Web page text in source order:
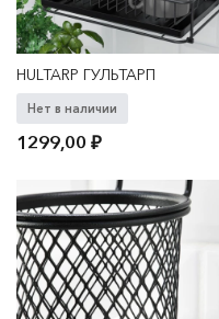
HULTARP ГУЛЬТАРП
Нет в наличии
1299,00₽